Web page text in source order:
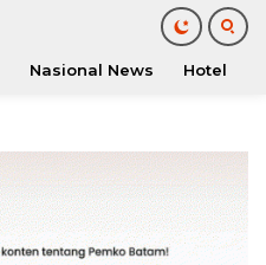
Nasional News Hotel